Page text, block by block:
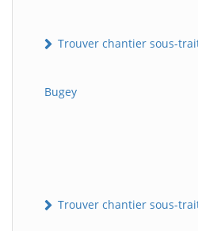
Trouver chantier sous-
Bugey
Trouver chantier sous-